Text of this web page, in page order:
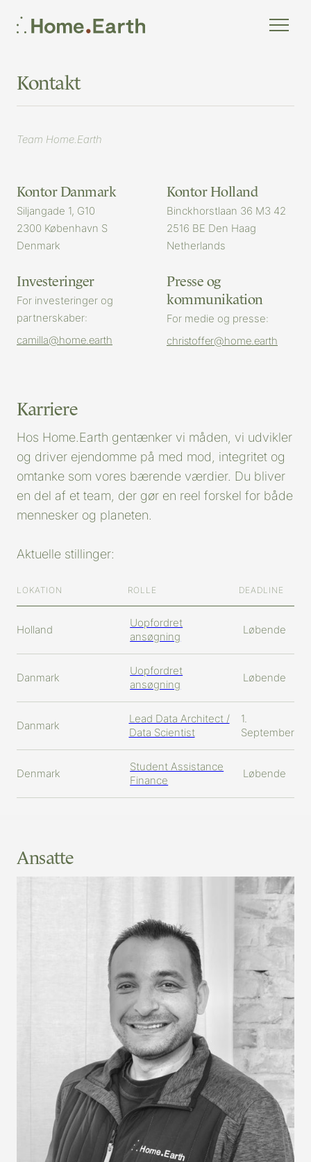
Kontakt
Team Home.Earth
Kontor Danmark
Siljangade 1, G10
2300 København S
Denmark
Kontor Holland
Binckhorstlaan 36 M3 42
2516 BE Den Haag
Netherlands
Investeringer
For investeringer og
partnerskaber:
camilla@home.earth
Presse og
kommunikation
For medie og presse:
christoffer@home.earth
Karriere
Hos Home.Earth gentænker vi måden, vi udvikler
og driver ejendomme på med mod, integritet og
omtanke som vores bærende værdier. Du bliver
en del af et team, der gør en reel forskel for både
mennesker og planeten.
Aktuelle stillinger:
LOKATION ROLLE DEADLINE
Holland
Uopfordret
ansøgning
Løbende
Danmark
Uopfordret
ansøgning
Løbende
Danmark
Lead Data Architect /
Data Scientist
1.
September
Denmark
Student Assistance
Finance
Løbende
Ansatte